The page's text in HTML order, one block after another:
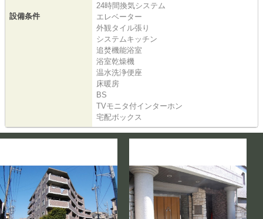
設備条件
24時間換気システム
エレベーター
外観タイル張り
システムキッチン
追焚機能浴室
浴室乾燥機
温水洗浄便座
床暖房
BS
TVモニタ付インターホン
宅配ボックス